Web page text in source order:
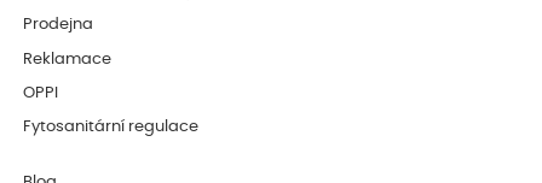
Prodejna
Reklamace
OPPI
Fytosanitární regulace